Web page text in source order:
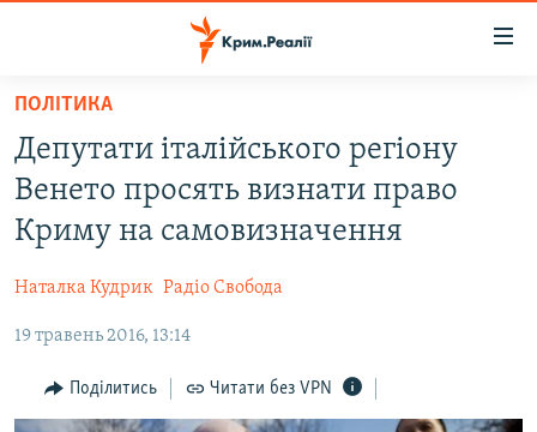
Перейти
основного
матеріалу
Перейти
до
основної
Перейти
пошуку
ВОДА.КРИМ
ВІДЕО ТА ФОТО
БЛОГИ
ПОГЛЯД
ІНТЕРВ'Ю
ПОЛІТИКА
Депутати італійського регіону
Венето просять визнати право
Криму на самовизначення
Наталка Кудрик Радіо Свобода
19 травень 2016, 13:14
Поділитись Читати без VPN